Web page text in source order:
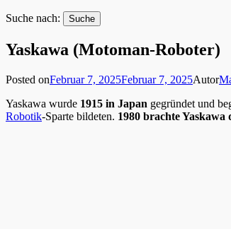
Suche nach:
Yaskawa (Motoman-Roboter)
Posted onFebruar 7, 2025Februar 7, 2025Autor
Yaskawa wurde 1915 in Japan gegründet und
Robotik-Sparte bildeten. 1980 brachte